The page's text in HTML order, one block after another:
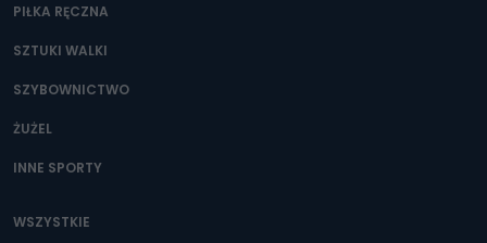
PIŁKA RĘCZNA
SZTUKI WALKI
SZYBOWNICTWO
ŻUŻEL
INNE SPORTY
WSZYSTKIE